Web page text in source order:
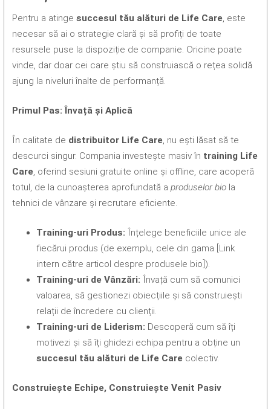
Pentru a atingesuccesul tău alături de Life Care, este
necesar să ai o strategie clară și să profiți de toate
resursele puse la dispoziție de companie. Oricine poate
vinde, dar doar cei care știu să construiască o rețea solidă
ajung la niveluri înalte de performanță.
Primul Pas: Învață și Aplică
În calitate de distribuitor Life Care, nu ești lăsat să te
descurci singur. Compania investește masiv în training Life
Care, oferind sesiuni gratuite online și offline, care acoperă
totul, de la cunoașterea aprofundată aproduselor bio la
tehnici de vânzare și recrutare eficiente.
Training-uri Produs: Înțelege beneficiile unice ale
fiecărui produs (de exemplu, cele din gama [Link
intern către articol despre produsele bio]).
Training-uri de Vânzări: Învață cum să comunici
valoarea, să gestionezi obiecțiile și să construiești
relații de încredere cu clienții.
Training-uri de Liderism: Descoperă cum să îți
motivezi și să îți ghidezi echipa pentru a obține un
succesul tău alături de Life Care colectiv.
Construiește Echipe, Construiește Venit Pasiv